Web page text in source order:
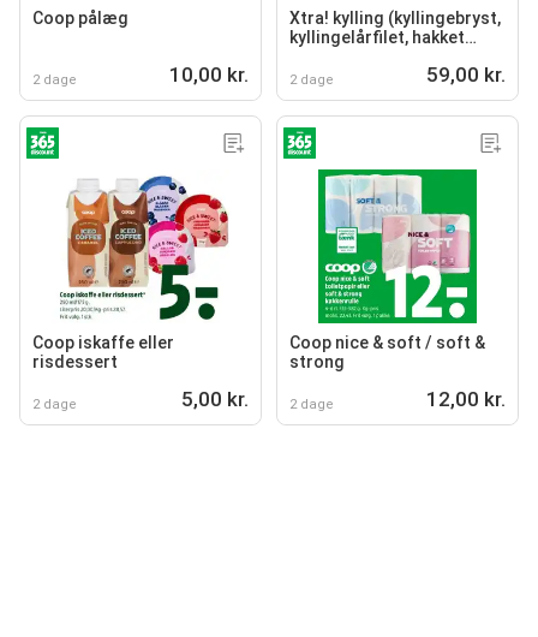
Coop pålæg
2 dage 10,00 kr.
Xtra! kylling (kyllingebryst,
kyllingelårfilet, hakket
2 dage 59,00 kr.
Coop iskaffe eller
risdessert
2 dage 5,00 kr.
Coop nice & soft / soft &
strong
2 dage 12,00 kr.